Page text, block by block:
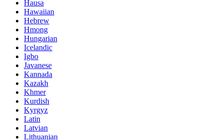
Hausa
Hawaiian
Hebrew
Hmong
Hungarian
Icelandic
Igbo
Javanese
Kannada
Kazakh
Khmer
Kurdish
Kyrgyz
Latin
Latvian
Lithuanian